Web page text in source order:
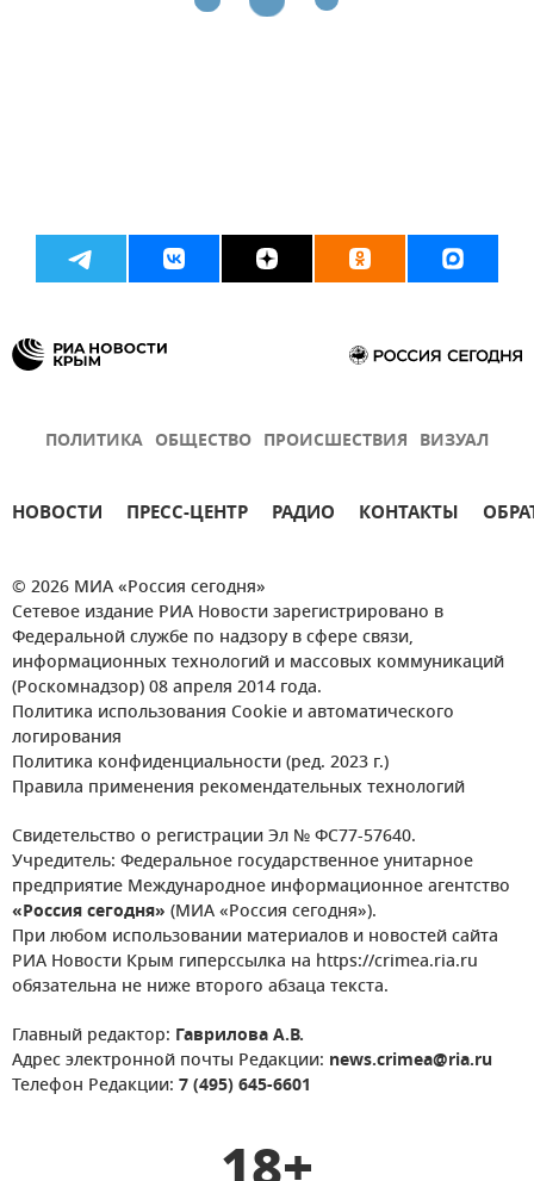
ПОЛИТИКА ОБЩЕСТВО ПРОИСШЕСТВИЯ ВИЗУАЛ
НОВОСТИ ПРЕСС-ЦЕНТР РАДИО КОНТАКТЫ
© 2026 МИА «Россия сегодня»
Сетевое издание РИА Новости зарегистрировано в
Федеральной службе по надзору в сфере связи,
информационных технологий и массовых коммуникаций
(Роскомнадзор) 08 апреля 2014 года.
Политика использования Cookie и автоматического
логирования
Политика конфиденциальности (ред. 2023 г.)
Правила применения рекомендательных технологий
Свидетельство о регистрации Эл № ФС77-57640.
Учредитель: Федеральное государственное унитарное
предприятие Международное информационное агентство
«Россия сегодня» (МИА «Россия сегодня»).
При любом использовании материалов и новостей сайта
РИА Новости Крым гиперссылка на https://crimea.ria.ru
обязательна не ниже второго абзаца текста.
Главный редактор: Гаврилова А.В.
Адрес электронной почты Редакции: news.crimea@ria.ru
Телефон Редакции: 7 (495) 645-6601